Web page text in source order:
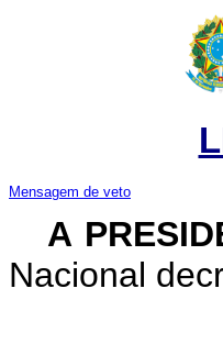
Mensagem de veto
A
Nacional